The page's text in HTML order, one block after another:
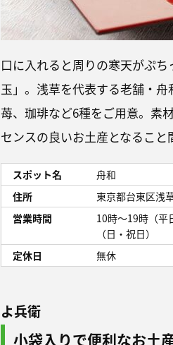
口に入れると周りの寒天がぷ
玉」。浅草を代表する老舗・
苺、珈琲など6種をご用意。素
センスの良いお土産となること
スポット名
舟和
住所
東京都台東区浅
営業時間
10時～19時（平
（日・祝日）
定休日
無休
よ兵衛
小袋入りで便利なお土